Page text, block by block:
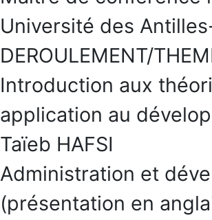
Université des
DEROULEMENT/
Introduction aux
application au
Taïeb HAFSI
Administration et
(présentation en